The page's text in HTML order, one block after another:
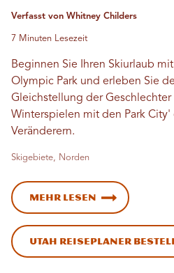
Verfasst von Whitney Childers
7 Minuten Lesezeit
Beginnen Sie Ihren Skiurlaub
Olympic Park und erleben Sie
Gleichstellung der
Winterspielen mit den Park
Veränderern.
Skigebiete, Norden
Mehr lesen
Utah Reiseplaner